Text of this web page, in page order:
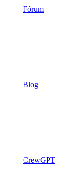
Fórum
Blog
CrewGPT